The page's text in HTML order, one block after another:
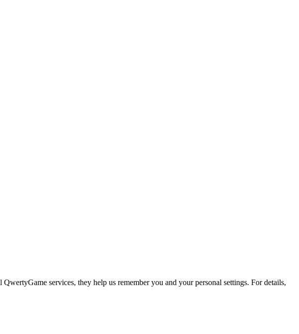
services, they help us remember you and your personal settings. For details,